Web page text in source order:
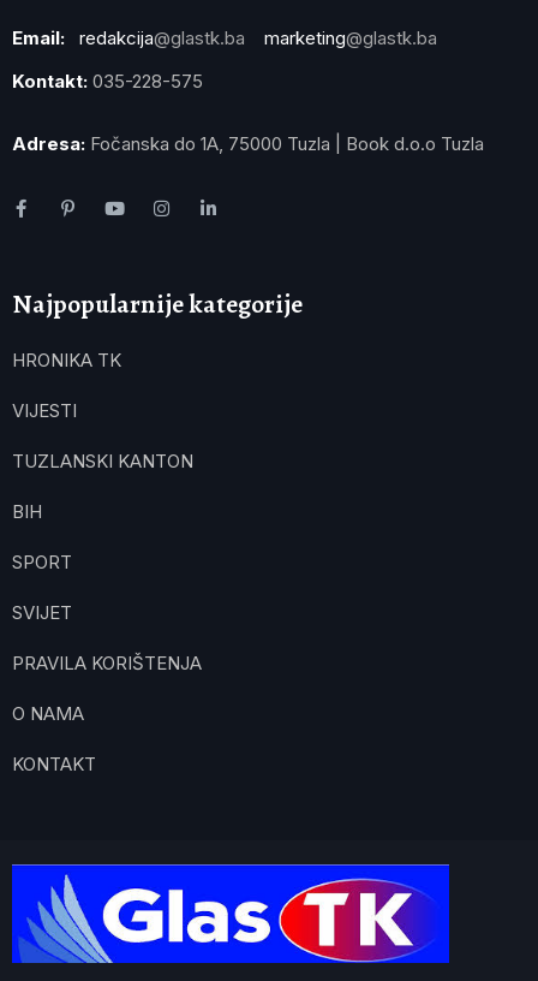
Email: redakcija@glastk.ba marketing@glastk.ba
Kontakt: 035-228-575
Adresa: Fočanska do 1A, 75000 Tuzla | Book d.o.o Tuzla
Najpopularnije kategorije
HRONIKA TK
VIJESTI
TUZLANSKI KANTON
BIH
SPORT
SVIJET
PRAVILA KORIŠTENJA
O NAMA
KONTAKT